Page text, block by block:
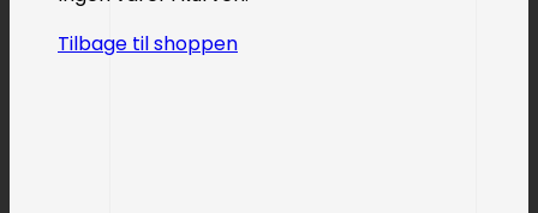
Tilbage til shoppen